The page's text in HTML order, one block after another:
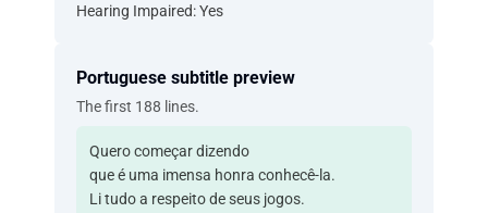
Hearing Impaired: Yes
Portuguese subtitle preview
The first 188 lines.
Quero começar dizendo
que é uma imensa honra conhecê-la.
Li tudo a respeito de seus jogos.